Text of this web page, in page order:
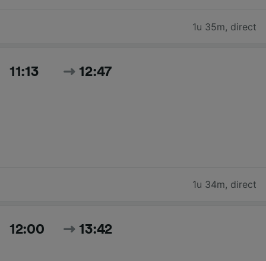
1u 35m, direct
11:13 12:47
1u 34m, direct
12:00 13:42